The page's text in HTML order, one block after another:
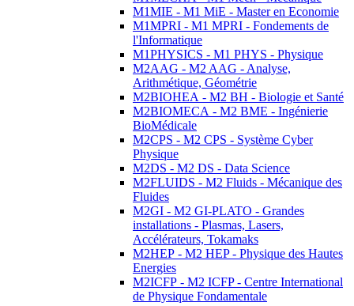
M1MIE - M1 MiE - Master en Economie
M1MPRI - M1 MPRI - Fondements de
l'Informatique
M1PHYSICS - M1 PHYS - Physique
M2AAG - M2 AAG - Analyse,
Arithmétique, Géométrie
M2BIOHEA - M2 BH - Biologie et Santé
M2BIOMECA - M2 BME - Ingénierie
BioMédicale
M2CPS - M2 CPS - Système Cyber
Physique
M2DS - M2 DS - Data Science
M2FLUIDS - M2 Fluids - Mécanique des
Fluides
M2GI - M2 GI-PLATO - Grandes
installations - Plasmas, Lasers,
Accélérateurs, Tokamaks
M2HEP - M2 HEP - Physique des Hautes
Energies
M2ICFP - M2 ICFP - Centre International
de Physique Fondamentale